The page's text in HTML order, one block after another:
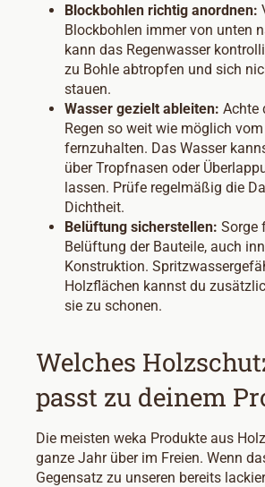
Blockbohlen richtig anordnen:
Blockbohlen immer von unten
kann das Regenwasser
zu Bohle abtropfen und sich
stauen.
Wasser gezielt ableiten: Achte
Regen so weit wie möglich
fernzuhalten. Das Wasser
über Tropfnasen oder
lassen. Prüfe regelmäßig die
Dichtheit.
Belüftung sicherstellen: Sorge
Belüftung der Bauteile, auch
Konstruktion.
Holzflächen kannst du
sie zu schonen.
Welches
passt zu deinem
Die meisten weka Produkte aus
ganze Jahr über im Freien. Wenn
Gegensatz zu unseren bereits